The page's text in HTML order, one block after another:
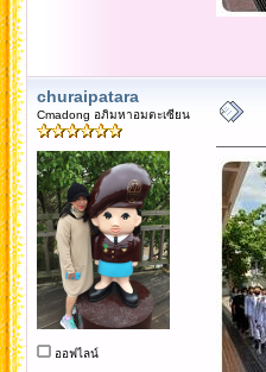
churaipatara
Cmadong อภิมหาอมตะเซียน
ออฟไลน์